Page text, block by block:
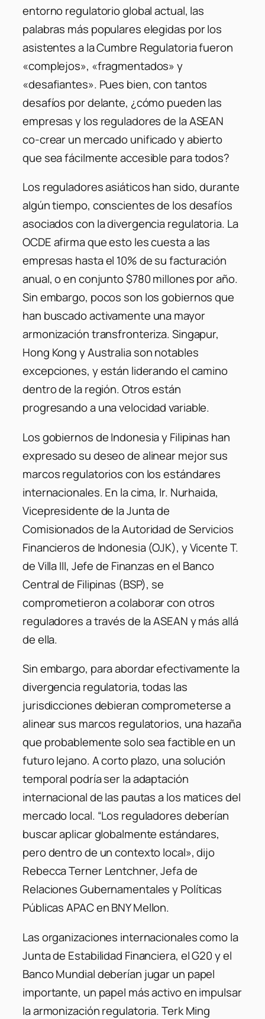
entorno regulatorio global actual, las
palabras más populares elegidas por los
asistentes a la Cumbre Regulatoria fueron
«complejos», «fragmentados» y
«desafiantes». Pues bien, con tantos
desafíos por delante, ¿cómo pueden las
empresas y los reguladores de la ASEAN
co-crear un mercado unificado y abierto
que sea fácilmente accesible para todos?
Los reguladores asiáticos han sido, durante
algún tiempo, conscientes de los desafíos
asociados con la divergencia regulatoria. La
OCDE afirma que esto les cuesta a las
empresas hasta el 10% de su facturación
anual, o en conjunto $780 millones por año.
Sin embargo, pocos son los gobiernos que
han buscado activamente una mayor
armonización transfronteriza. Singapur,
Hong Kong y Australia son notables
excepciones, y están liderando el camino
dentro de la región. Otros están
progresando a una velocidad variable.
Los gobiernos de Indonesia y Filipinas han
expresado su deseo de alinear mejor sus
marcos regulatorios con los estándares
internacionales. En la cima, Ir. Nurhaida,
Vicepresidente de la Junta de
Comisionados de la Autoridad de Servicios
Financieros de Indonesia (OJK), y Vicente T.
de Villa III, Jefe de Finanzas en el Banco
Central de Filipinas (BSP), se
comprometieron a colaborar con otros
reguladores a través de la ASEAN y más allá
de ella.
Sin embargo, para abordar efectivamente la
divergencia regulatoria, todas las
jurisdicciones debieran comprometerse a
alinear sus marcos regulatorios, una hazaña
que probablemente solo sea factible en un
futuro lejano. A corto plazo, una solución
temporal podría ser la adaptación
internacional de las pautas a los matices del
mercado local. “Los reguladores deberían
buscar aplicar globalmente estándares,
pero dentro de un contexto local», dijo
Rebecca Terner Lentchner, Jefa de
Relaciones Gubernamentales y Políticas
Públicas APAC en BNY Mellon.
Las organizaciones internacionales como la
Junta de Estabilidad Financiera, el G20 y el
Banco Mundial deberían jugar un papel
importante, un papel más activo en impulsar
la armonización regulatoria. Terk Ming